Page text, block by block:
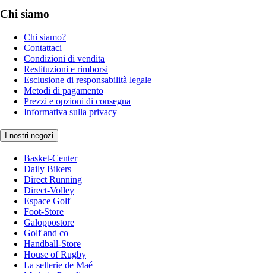
Chi siamo
Chi siamo?
Contattaci
Condizioni di vendita
Restituzioni e rimborsi
Esclusione di responsabilità legale
Metodi di pagamento
Prezzi e opzioni di consegna
Informativa sulla privacy
I nostri negozi
Basket-Center
Daily Bikers
Direct Running
Direct-Volley
Espace Golf
Foot-Store
Galoppostore
Golf and co
Handball-Store
House of Rugby
La sellerie de Maé